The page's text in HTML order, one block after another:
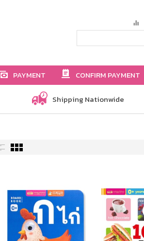
PAYMENT CONFIRM PAYMENT
Shipping Nationwide